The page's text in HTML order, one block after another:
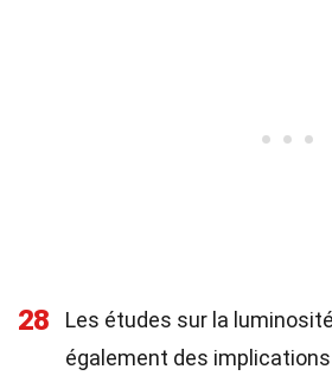
28
Les études sur la
également des